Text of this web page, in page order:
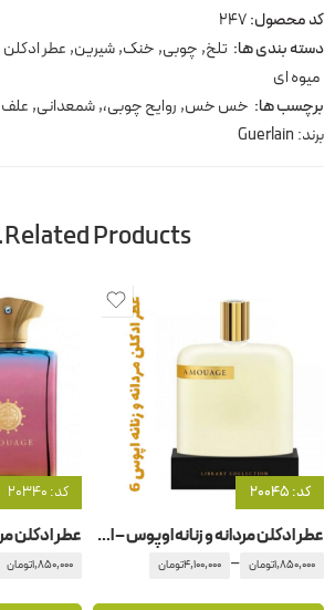
کد محصول:247
دسته بندی ها: تلخ, چوبی, خنک,شیرین, عطر ادکلن
میوه ای
برچسب ها: خس خس, روایح چوبی،,شمعدانی, علف
برند: Guerlain
Related Products…
کد: 20045
عطر ادکلن مردانه و زنانه اوپوس – اپوس 6 آمواج – آمواژ
1,850,000تومان –
4,100,000تومان
کد: 20340
1,850,000تومان